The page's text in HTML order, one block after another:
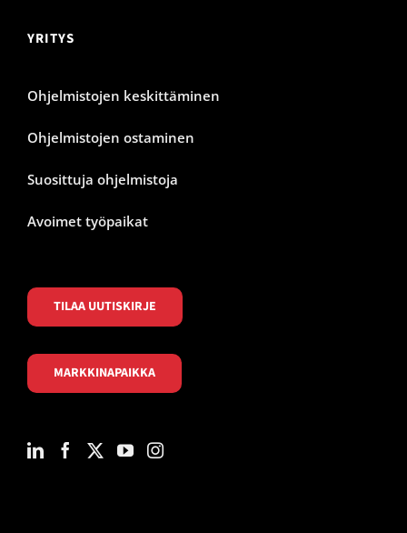
YRITYS
Ohjelmistojen keskittäminen
Ohjelmistojen ostaminen
Suosittuja ohjelmistoja
Avoimet työpaikat
TILAA UUTISKIRJE
MARKKINAPAIKKA